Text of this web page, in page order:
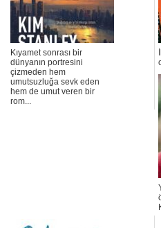
Kıyamet sonrası bir
dünyanın portresini
çizmeden hem
umutsuzluğa sevk eden
hem de umut veren bir
rom...